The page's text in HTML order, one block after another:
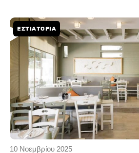
10 Νοεμβρίου 2025
ΕΣΤΙΑΤΟΡΙΑ